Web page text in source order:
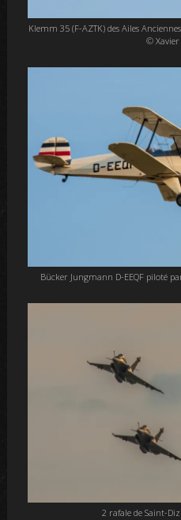
Klemm 35 (F-AZTK) des Ailes
© Xavier
Bücker Jungmann D-EEQF piloté
2 rafale de Saint-